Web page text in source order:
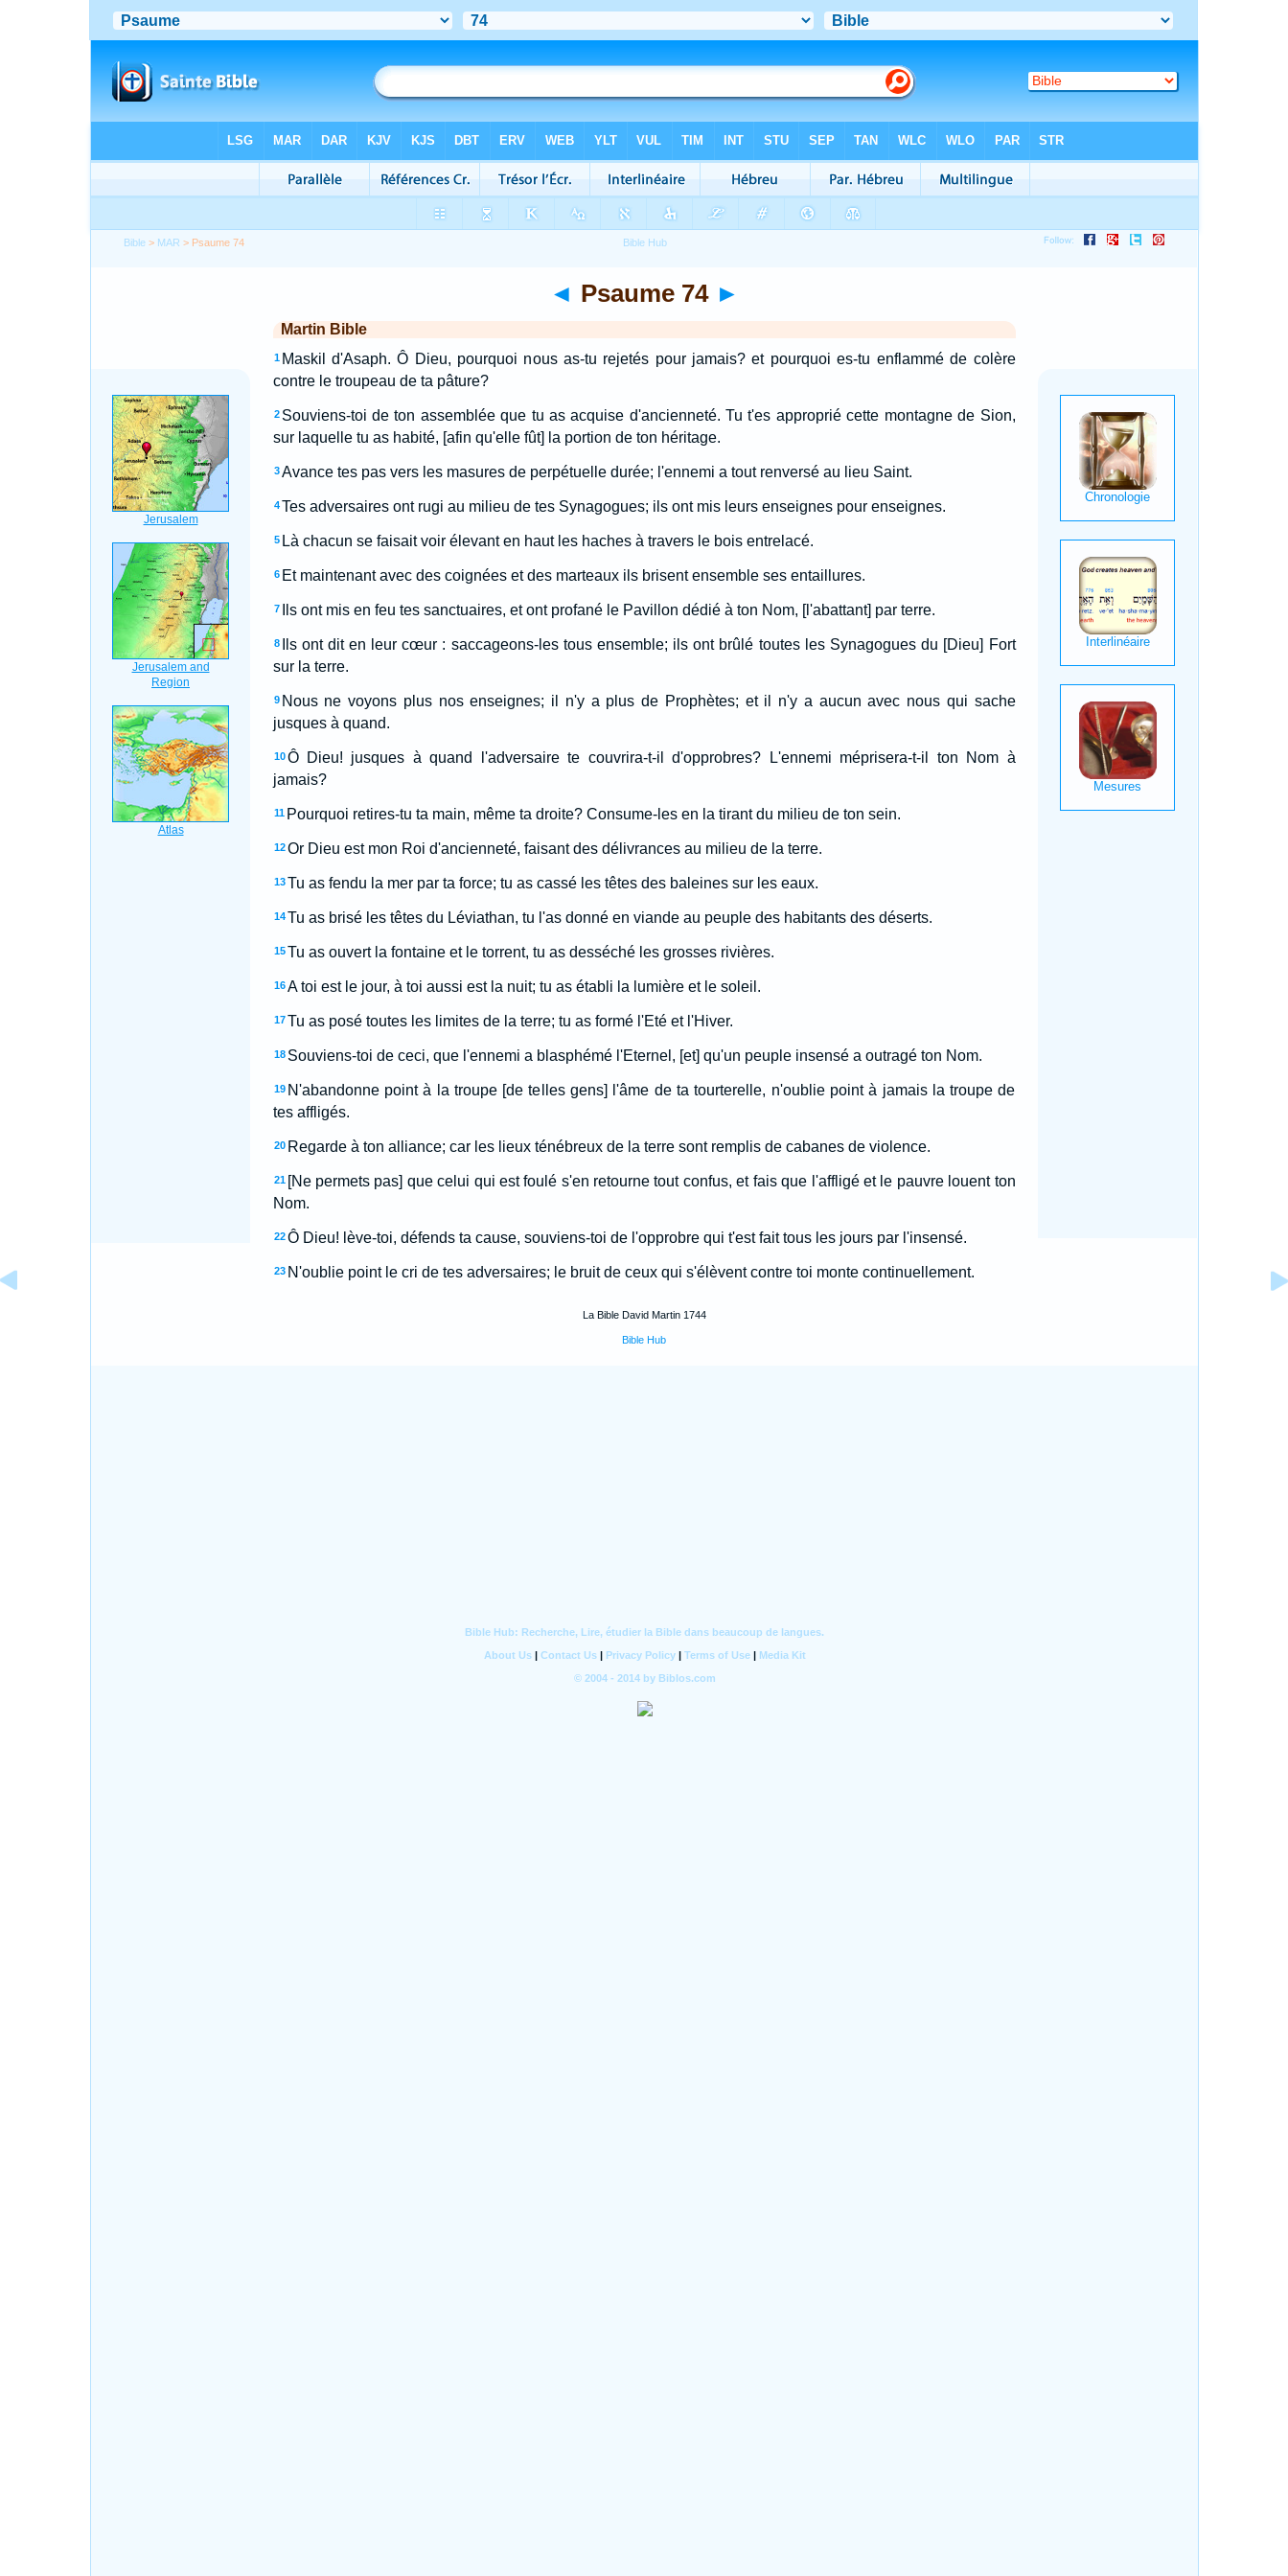
Bible > MAR > Psaume 74
◄ Psaume 74 ►
Martin Bible
1 Maskil d'Asaph. Ô Dieu, pourquoi nous as-tu rejetés pour jamais? et pourquoi es-tu enflammé de colère
contre le troupeau de ta pâture?
2 Souviens-toi de ton assemblée que tu as acquise d'ancienneté. Tu t'es approprié cette montagne de Sion,
sur laquelle tu as habité, [afin qu'elle fût] la portion de ton héritage.
3 Avance tes pas vers les masures de perpétuelle durée; l'ennemi a tout renversé au lieu Saint.
4 Tes adversaires ont rugi au milieu de tes Synagogues; ils ont mis leurs enseignes pour enseignes.
5 Là chacun se faisait voir élevant en haut les haches à travers le bois entrelacé.
6 Et maintenant avec des coignées et des marteaux ils brisent ensemble ses entaillures.
7 Ils ont mis en feu tes sanctuaires, et ont profané le Pavillon dédié à ton Nom, [l'abattant] par terre.
8
Ils ont dit en leur cœur : saccageons-les tous ensemble; ils ont brûlé toutes les Synagogues du [Dieu] Fort
sur la terre.
9 Nous ne voyons plus nos enseignes; il n'y a plus de Prophètes; et il n'y a aucun avec nous qui sache
jusques à quand.
10 Ô Dieu! jusques à quand l'adversaire te couvrira-t-il d'opprobres? L'ennemi méprisera-t-il ton Nom à
jamais?
11 Pourquoi retires-tu ta main, même ta droite? Consume-les en la tirant du milieu de ton sein.
12 Or Dieu est mon Roi d'ancienneté, faisant des délivrances au milieu de la terre.
13 Tu as fendu la mer par ta force; tu as cassé les têtes des baleines sur les eaux.
14 Tu as brisé les têtes du Léviathan, tu l'as donné en viande au peuple des habitants des déserts.
15 Tu as ouvert la fontaine et le torrent, tu as desséché les grosses rivières.
16 A toi est le jour, à toi aussi est la nuit; tu as établi la lumière et le soleil.
17 Tu as posé toutes les limites de la terre; tu as formé l'Eté et l'Hiver.
18 Souviens-toi de ceci, que l'ennemi a blasphémé l'Eternel, [et] qu'un peuple insensé a outragé ton Nom.
19 N'abandonne point à la troupe [de telles gens] l'âme de ta tourterelle, n'oublie point à jamais la troupe de
tes affligés.
20 Regarde à ton alliance; car les lieux ténébreux de la terre sont remplis de cabanes de violence.
21 [Ne permets pas] que celui qui est foulé s'en retourne tout confus, et fais que l'affligé et le pauvre louent ton
Nom.
22 Ô Dieu! lève-toi, défends ta cause, souviens-toi de l'opprobre qui t'est fait tous les jours par l'insensé.
23 N'oublie point le cri de tes adversaires; le bruit de ceux qui s'élèvent contre toi monte continuellement.
La Bible David Martin 1744
Bible Hub